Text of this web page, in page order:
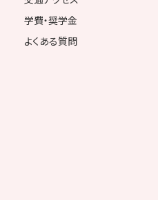
学費・奨学金
よくある質問